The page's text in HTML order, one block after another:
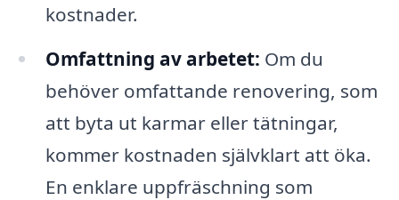
kostnader.
Omfattning av arbetet: Om du
behöver omfattande renovering, som
att byta ut karmar eller tätningar,
kommer kostnaden självklart att öka.
En enklare uppfräschning som